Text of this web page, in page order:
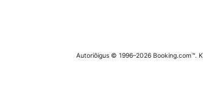
Autoriõigus © 1996–2026 Booking.com™.